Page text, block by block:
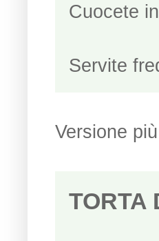
Cuocete
Servite
Versione
TORTA